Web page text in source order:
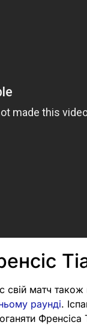
матч
раунді.
Френсіса